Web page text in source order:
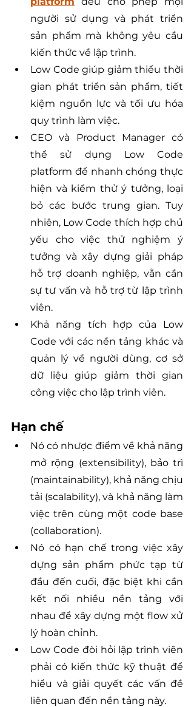
người sử dụng và phát triển
sản phẩm mà không yêu cầu
kiến thức về lập trình.
Low Code giúp giảm thiểu thời
gian phát triển sản phẩm, tiết
kiệm nguồn lực và tối ưu hóa
quy trình làm việc.
CEO và Product Manager có
thể sử dụng Low Code
platform để nhanh chóng thực
hiện và kiểm thử ý tưởng, loại
bỏ các bước trung gian. Tuy
nhiên, Low Code thích hợp chủ
yếu cho việc thử nghiệm ý
tưởng và xây dựng giải pháp
hỗ trợ doanh nghiệp, vẫn cần
sự tư vấn và hỗ trợ từ lập trình
viên.
Khả năng tích hợp của Low
Code với các nền tảng khác và
quản lý về người dùng, cơ sở
dữ liệu giúp giảm thời gian
công việc cho lập trình viên.
Hạn chế
Nó có nhược điểm về khả năng
mở rộng (extensibility), bảo trì
(maintainability), khả năng chịu
tải (scalability), và khả năng làm
việc trên cùng một code base
(collaboration).
Nó có hạn chế trong việc xây
dựng sản phẩm phức tạp từ
đầu đến cuối, đặc biệt khi cần
kết nối nhiều nền tảng với
nhau để xây dựng một flow xử
lý hoàn chỉnh.
Low Code đòi hỏi lập trình viên
phải có kiến thức kỹ thuật để
hiểu và giải quyết các vấn đề
liên quan đến nền tảng này.